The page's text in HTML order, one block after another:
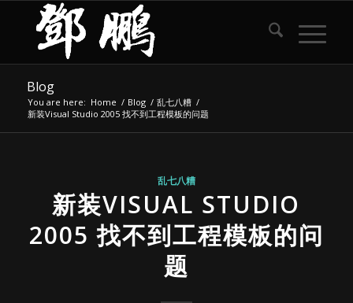
Blog
You are here: Home / Blog / 乱七八糟 /
新装Visual Studio 2005 找不到工程模板的问题
乱七八糟
新装VISUAL STUDIO
2005 找不到工程模板的问
题